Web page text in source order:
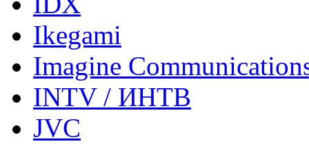
Ikegami
Imagine
INTV / ИНТВ
JVC